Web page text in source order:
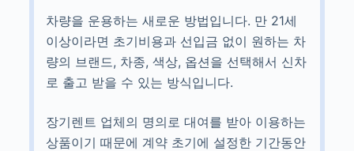
차량을 운용하는 새로운 방법입니다. 만 21세
이상이라면 초기비용과 선입금 없이 원하는 차
량의 브랜드, 차종, 색상, 옵션을 선택해서 신차
로 출고 받을 수 있는 방식입니다.
장기렌트 업체의 명의로 대여를 받아 이용하는
상품이기 때문에 계약 초기에 설정한 기간동안